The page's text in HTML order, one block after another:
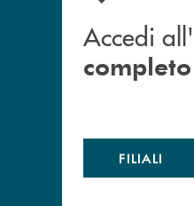
Accedi all'
completo
FILIALI